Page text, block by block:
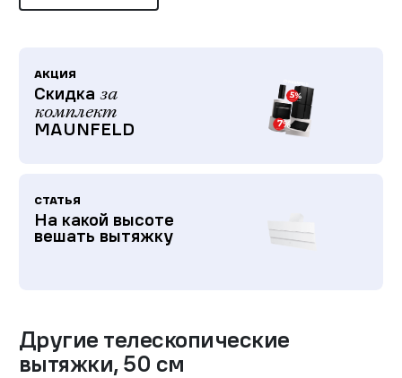
АКЦИЯ
Скидка за
комплект
MAUNFELD
СТАТЬЯ
На какой высоте
вешать вытяжку
Другие телескопические
вытяжки, 50 см